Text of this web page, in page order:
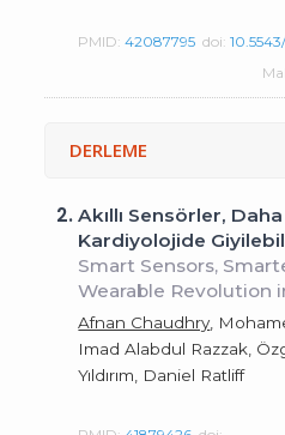
PMID:42087795 doi:
DERLEME
2.Akıllı Sensörler,
Kardiyolojide
Smart Sensors,
Wearable Revolution
Afnan Chaudhry ,
Imad Alabdul Razzak,
Yıldırım, Daniel Ratliff